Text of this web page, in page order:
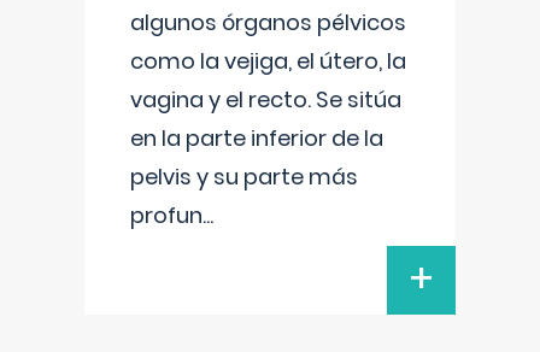
algunos órganos pélvicos
como la vejiga, el útero, la
vagina y el recto. Se sitúa
en la parte inferior de la
pelvis y su parte más
profun...
+